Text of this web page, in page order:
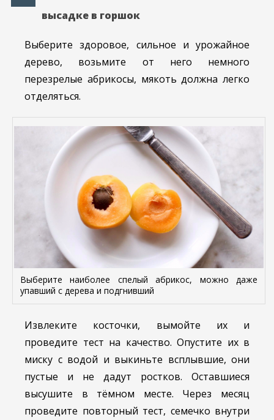
высадке в горшок
Выберите здоровое, сильное и урожайное
дерево, возьмите от него немного
перезрелые абрикосы, мякоть должна легко
отделяться.
Выберите наиболее спелый абрикос, можно даже
упавший с дерева и подгнивший
Извлеките косточки, вымойте их и
проведите тест на качество. Опустите их в
миску с водой и выкиньте всплывшие, они
пустые и не дадут ростков. Оставшиеся
высушите в тёмном месте. Через месяц
проведите повторный тест, семечко внутри